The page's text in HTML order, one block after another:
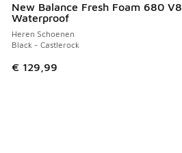
New Balance Fresh Foam 680 V8
Waterproof
Heren Schoenen
Black - Castlerock
€ 129,99